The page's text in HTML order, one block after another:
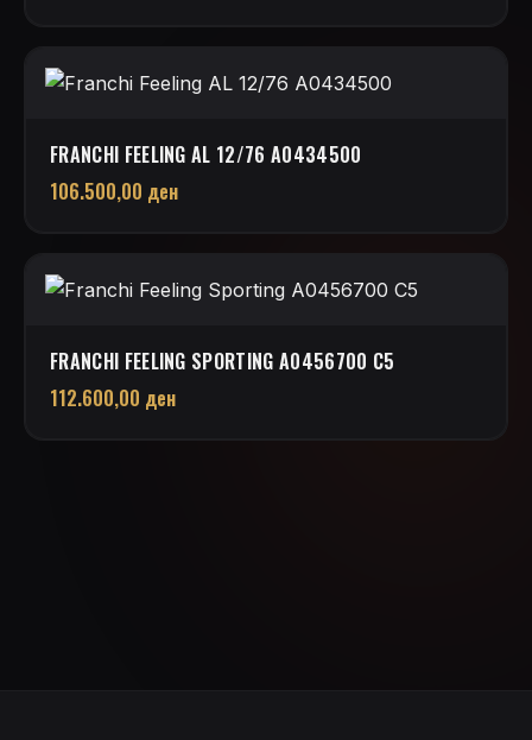
FRANCHI FEELING AL 12/76 A0434500
106.500,00 ден
FRANCHI FEELING SPORTING A0456700 C5
112.600,00 ден